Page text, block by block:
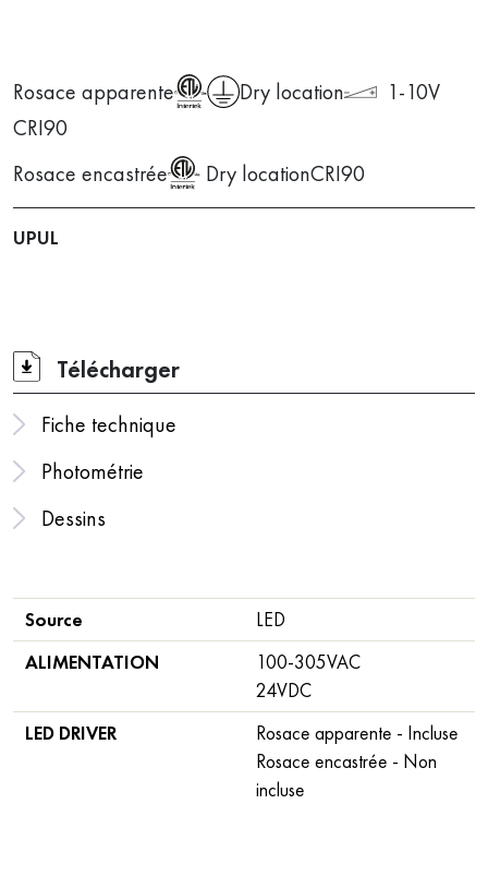
Rosace apparente Dry location
1-10V
CRI90
Rosace encastrée
Dry locationCRI90
UPUL
Télécharger
Fiche technique
Photométrie
Dessins
Source
LED
ALIMENTATION
100-305VAC
24VDC
LED DRIVER
Rosace apparente - Incluse
Rosace encastrée - Non
incluse